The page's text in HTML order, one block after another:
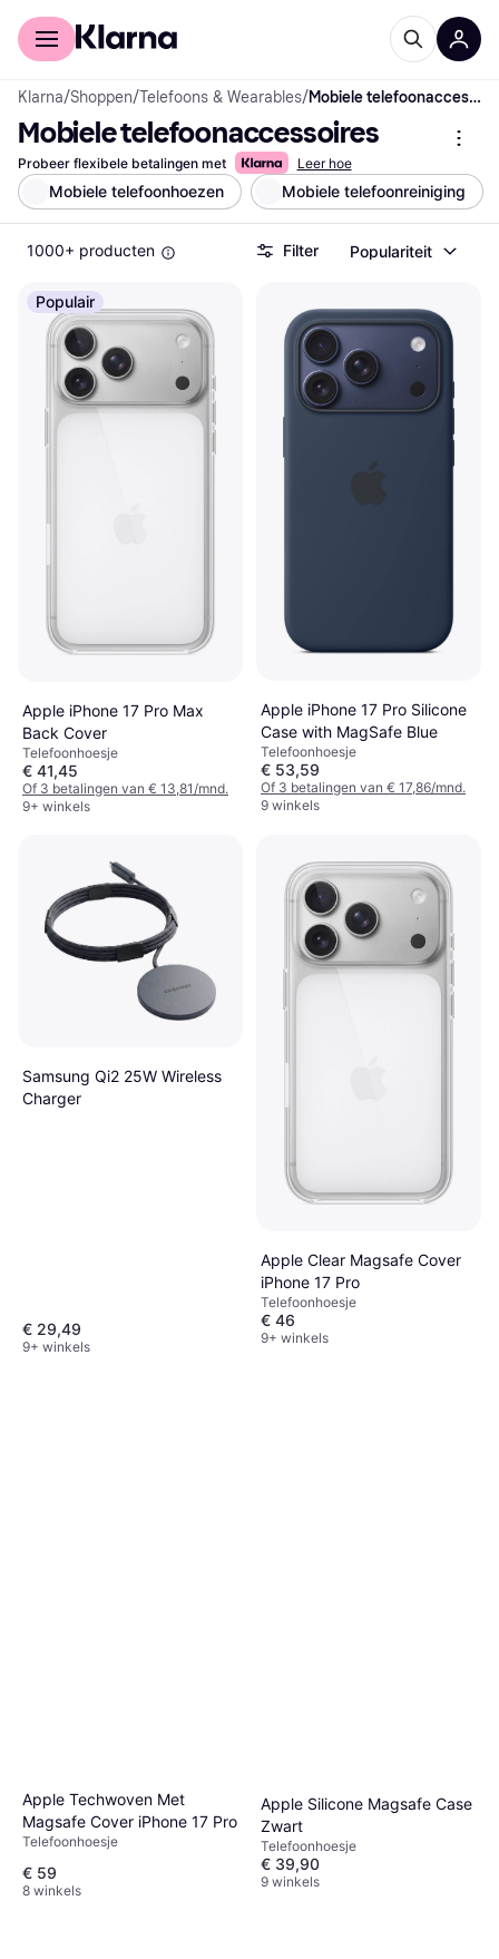
Voor shoppers
Klarna/Shoppen/Telefoons & Wearables/ Mobiele telefoonaccessoires
Mobiele telefoonaccessoires
Probeer flexibele betalingen met Leer hoe
Mobiele telefoonhoezen Mobiele telefoonreiniging
1000+ producten Filter Populariteit
Populair
Apple iPhone 17 Pro Max
Back Cover
Telefoonhoesje
€ 41,45
Of 3 betalingen van € 13,81/mnd.
9+ winkels
Apple iPhone 17 Pro Silicone
Case with MagSafe Blue
Telefoonhoesje
€ 53,59
Of 3 betalingen van € 17,86/mnd.
9 winkels
Samsung Qi2 25W Wireless
Charger
€ 29,49
9+ winkels
Apple Clear Magsafe Cover
iPhone 17 Pro
Telefoonhoesje
€ 46
9+ winkels
Apple Techwoven Met
Magsafe Cover iPhone 17 Pro
Telefoonhoesje
€ 59
8 winkels
Apple Silicone Magsafe Case
Zwart
Telefoonhoesje
€ 39,90
9 winkels